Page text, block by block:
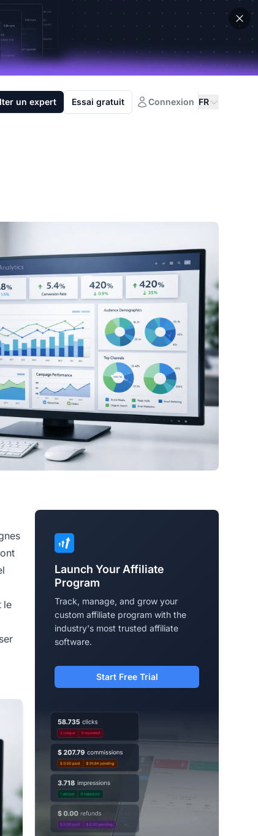
un expert Essai gratuit Connexion FR
le
Launch Your Affiliate
Program
Track, manage, and grow your
custom affiliate program with the
industry's most trusted affiliate
software.
Start Free Trial